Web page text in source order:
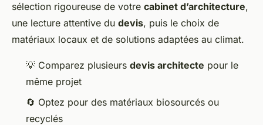
sélection rigoureuse de votre cabinet d’architecture,
une lecture attentive du devis, puis le choix de
matériaux locaux et de solutions adaptées au climat.
💡 Comparez plusieurs devis architecte pour le
même projet
🔄 Optez pour des matériaux biosourcés ou
recyclés